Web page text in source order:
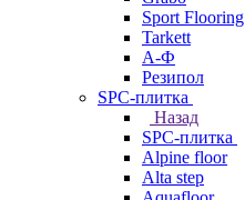
Sport Flooring
Tarkett
А-Ф
Резипол
SPC-плитка
Назад
SPC-плитка
Alpine floor
Alta step